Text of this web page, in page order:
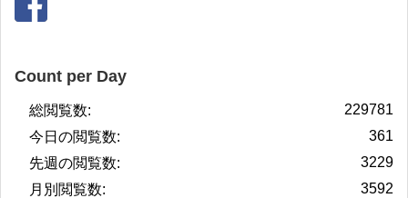
Count per Day
229781
総閲覧数:
361
今日の閲覧数:
3229
先週の閲覧数:
3592
月別閲覧数: